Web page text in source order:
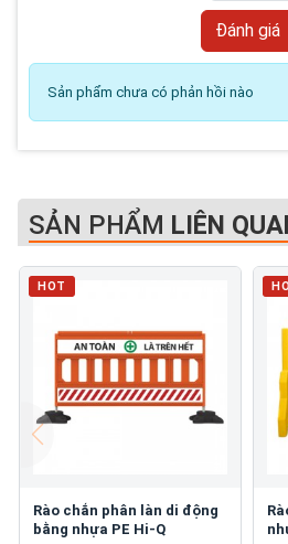
Sản phẩm chưa có phản hồi nào
SẢN PHẨM LIÊN
HOT
Rào chắn phân làn di động
bằng nhựa PE Hi-Q